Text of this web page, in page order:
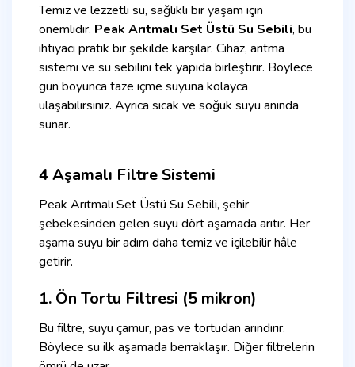
Temiz ve lezzetli su, sağlıklı bir yaşam için
önemlidir. Peak Arıtmalı Set Üstü Su Sebili, bu
ihtiyacı pratik bir şekilde karşılar. Cihaz, arıtma
sistemi ve su sebilini tek yapıda birleştirir. Böylece
gün boyunca taze içme suyuna kolayca
ulaşabilirsiniz. Ayrıca sıcak ve soğuk suyu anında
sunar.
4 Aşamalı Filtre Sistemi
Peak Arıtmalı Set Üstü Su Sebili, şehir
şebekesinden gelen suyu dört aşamada arıtır. Her
aşama suyu bir adım daha temiz ve içilebilir hâle
getirir.
1. Ön Tortu Filtresi (5 mikron)
Bu filtre, suyu çamur, pas ve tortudan arındırır.
Böylece su ilk aşamada berraklaşır. Diğer filtrelerin